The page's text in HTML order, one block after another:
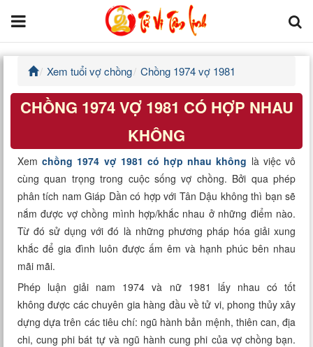
Trang chủ
Tử Vi Đẩu Số
Tử Vi 12 Con Giáp
Phong thủy
Kinh Dịch
Văn Hoa Tâm linh
Xem ngày
Xem tuổi
Xem tuổi vợ chồng Chồng 1974 vợ 1981
CHỒNG 1974 VỢ 1981 CÓ HỢP NHAU
KHÔNG
Xem chồng 1974 vợ 1981 có hợp nhau không là việc vô
cùng quan trọng trong cuộc sống vợ chồng. Bởi qua phép
phân tích nam Giáp Dần có hợp với Tân Dậu không thì bạn sẽ
nắm được vợ chồng mình hợp/khắc nhau ở những điểm nào.
Từ đó sử dụng với đó là những phương pháp hóa giải xung
khắc để gia đình luôn được ấm êm và hạnh phúc bên nhau
mãi mãi.
Phép luận giải nam 1974 và nữ 1981 lấy nhau có tốt
không được các chuyên gia hàng đầu về tử vi, phong thủy xây
dựng dựa trên các tiêu chí: ngũ hành bản mệnh, thiên can, địa
chi, cung phi bát tự và ngũ hành cung phi của vợ chồng bạn.